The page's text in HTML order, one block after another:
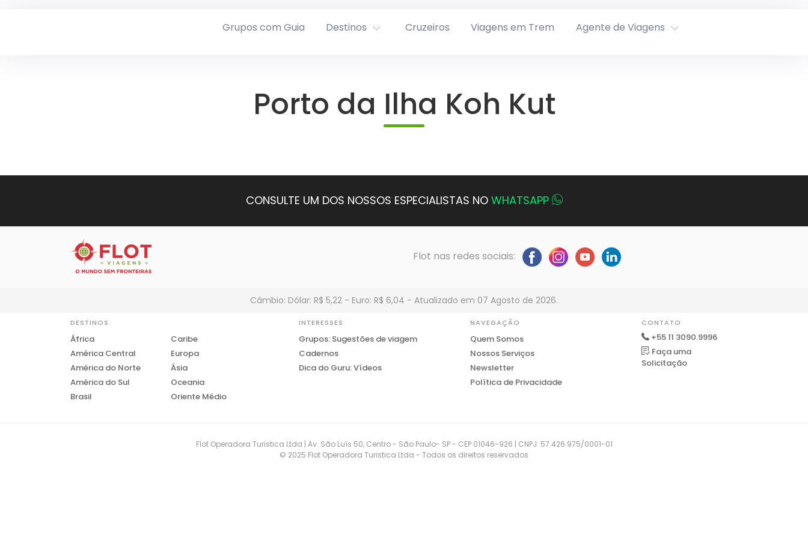
Grupos com Guia Destinos Cruzeiros Viagens em Trem Agente de Viagens
Porto da Ilha Koh Kut
CONSULTE UM DOS NOSSOS ESPECIALISTAS NO WHATSAPP
Flot nas redes sociais:
Câmbio: Dólar: R$ 5,22 - Euro: R$ 6,04 - Atualizado em 07 Agosto de 2026.
DESTINOS
África
América Central
América do Norte
América do Sul
Brasil
Caribe
Europa
Ásia
Oceania
Oriente Médio
INTERESSES
Grupos: Sugestões de viagem
Cadernos
Dica do Guru: Vídeos
NAVEGAÇÃO
Quem Somos
Nossos Serviços
Newsletter
Política de Privacidade
CONTATO
+55 11 3090.9996
Faça uma
Solicitação
Flot Operadora Turistica Ltda | Av. São Luís 50, Centro - São Paulo- SP - CEP 01046-926 | CNPJ: 57.426.975/0001-01
© 2025 Flot Operadora Turistica Ltda - Todos os direitos reservados